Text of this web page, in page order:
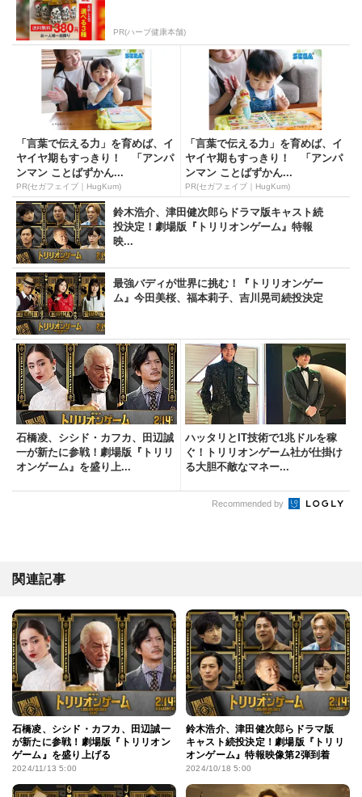
PR(ハーブ健康本舗)
「言葉で伝える力」を育めば、イ
ヤイヤ期もすっきり！ 「アンパ
ンマン ことばずかん...
PR(セガフェイブ｜HugKum)
「言葉で伝える力」を育めば、イ
ヤイヤ期もすっきり！ 「アンパ
ンマン ことばずかん...
PR(セガフェイブ｜HugKum)
鈴木浩介、津田健次郎らドラマ版キャスト続
投決定！劇場版『トリリオンゲーム』特報
映...
最強バディが世界に挑む！『トリリオンゲー
ム』今田美桜、福本莉子、吉川晃司続投決定
石橋凌、シシド・カフカ、田辺誠
一が新たに参戦！劇場版『トリリ
オンゲーム』を盛り上...
ハッタリとIT技術で1兆ドルを稼
ぐ！トリリオンゲーム社が仕掛け
る大胆不敵なマネー...
Recommended by
関連記事
石橋凌、シシド・カフカ、田辺誠一
が新たに参戦！劇場版『トリリオン
ゲーム』を盛り上げる
2024/11/13 5:00
鈴木浩介、津田健次郎らドラマ版
キャスト続投決定！劇場版『トリリ
オンゲーム』特報映像第2弾到着
2024/10/18 5:00